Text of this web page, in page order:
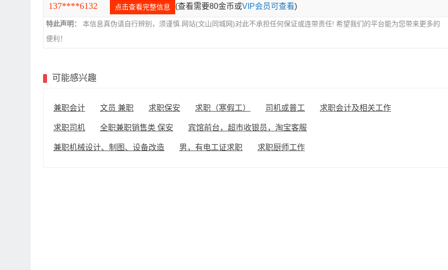
137****6132
点击查看完整信息 (查看需要80金币或VIP会员可查看)
特此声明：
本信息真伪请自行辨别，须谨慎.网站(文山同城网)对此不承担任何保证或连带责任! 希望我们的平台能为您带来更多的
便利！
可能感兴趣
兼职会计 文员 兼职 求职保安 求职（寒假工） 司机或普工 求职会计及相关工作
求职司机 全职兼职销售类 保安 宾馆前台，超市收银员，淘宝客服
兼职机械设计、制图、设备改造 男，有电工证求职 求职厨师工作